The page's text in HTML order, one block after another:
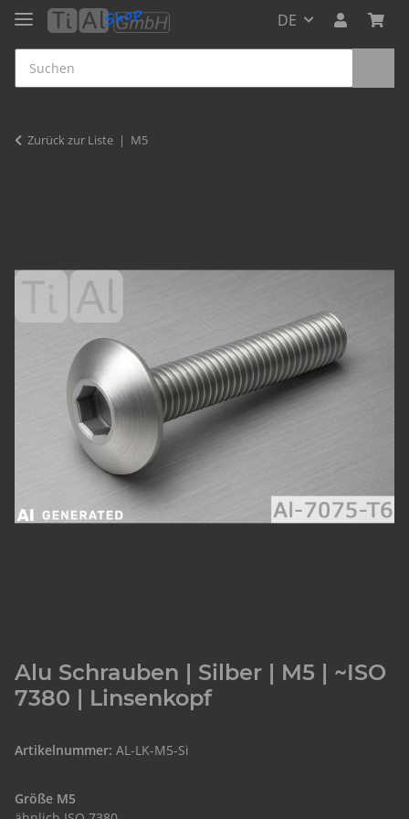
DE
Zurück zur Liste M5
Alu Schrauben | Silber | M5 | ~ISO
7380 | Linsenkopf
Artikelnummer: AL-LK-M5-Si
Größe M5